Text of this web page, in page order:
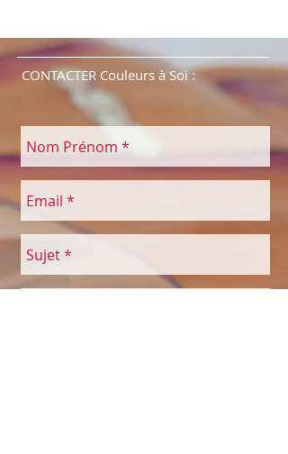
CONTACTER Couleurs à Soi :